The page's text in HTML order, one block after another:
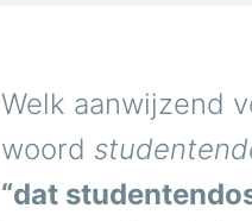
Welk aanwijzend
woord
“dat